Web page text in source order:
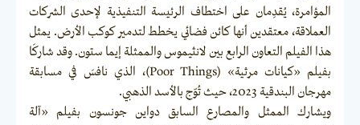
المؤامرة، يُقدِمان على اختطاف الرئيسة التنفيذية لإحدى الشركات
العملاقة، معتقدين أنها كائن فضائي يخطط لتدمير كوكب الأرض. يمثل
هذا الفيلم التعاون الرابع بين لانثيموس والممثلة إيما ستون. وقد شاركَا
بفيلم «كيانات مرثية» (Poor Things)، الذي نافسَ في مسابقة
مهرجان البندقية 2023، حيث تُوّج بالأسد الذهبي.
ويشارك الممثل والمصارع السابق دواين جونسون بفيلم «آلة